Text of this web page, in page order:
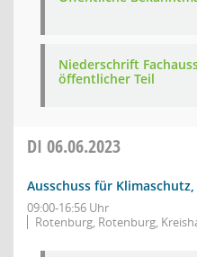
Niederschrift
öffentlicher Teil
DI 06.06.2023
Ausschuss für
09:00-16:56 Uhr
Rotenburg, Rotenburg,